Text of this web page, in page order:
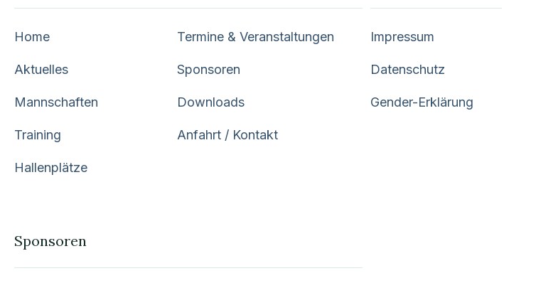
Home
Aktuelles
Mannschaften
Training
Hallenplätze
Termine & Veranstaltungen
Sponsoren
Downloads
Anfahrt / Kontakt
Sponsoren
Impressum
Datenschutz
Gender-Erklärung